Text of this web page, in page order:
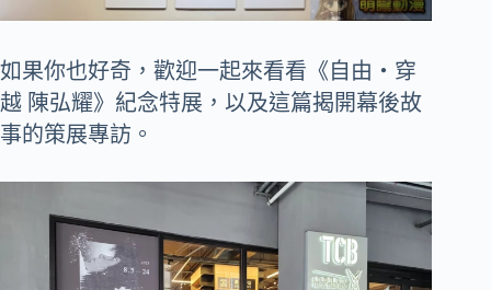
如果你也好奇，歡迎一起來看看《自由‧穿
越 陳弘耀》紀念特展，以及這篇揭開幕後故
事的策展專訪。